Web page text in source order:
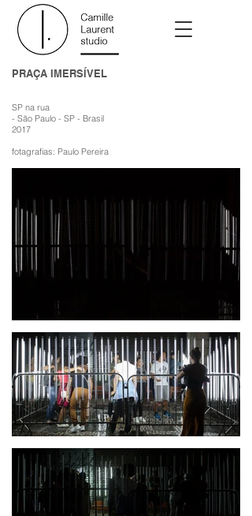
PRAÇA IMERSÍVEL
SP na rua
- São Paulo - SP - Brasil
2017
fotagrafias: Paulo Pereira